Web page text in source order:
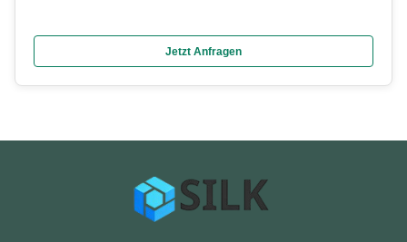
Jetzt Anfragen